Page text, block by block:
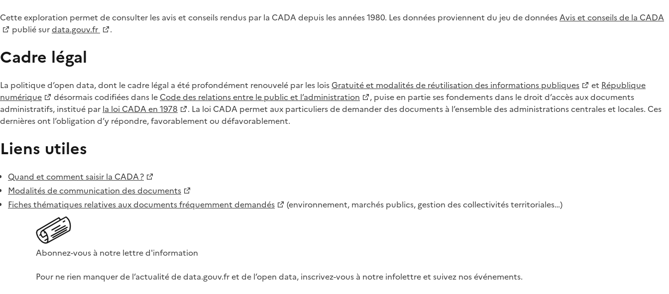
Cette exploration permet de consulter les avis et conseils rendus par la CADA depuis les années 1980. Les données proviennent du jeu de donnéesAvis et conseils de la CADA
publié surdata.gouv.fr .
Cadre légal
La politique d’open data, dont le cadre légal a été profondément renouvelé par les loisGratuité et modalités de réutilisation des informations publiques et République
numérique
désormais codifiées dans le Code des relations entre le public et l’administration
, puise en partie ses fondements dans le droit d’accès aux documents
administratifs, institué par la loi CADA en 1978
. La loi CADA permet aux particuliers de demander des documents à l’ensemble des administrations centrales et locales. Ces
dernières ont l’obligation d’y répondre, favorablement ou défavorablement.
Liens utiles
Quand et comment saisir la CADA ?
Modalités de communication des documents
Fiches thématiques relatives aux documents fréquemment demandés
(environnement, marchés publics, gestion des collectivités territoriales…)
Abonnez-vous à notre lettre d'information
Pour ne rien manquer de l’actualité de data.gouv.fr et de l’open data, inscrivez-vous à notre infolettre et suivez nos événements.